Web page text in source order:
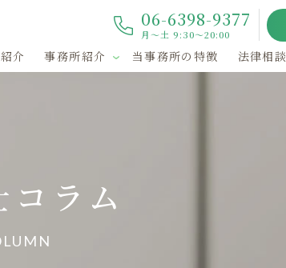
06-6398-9377
月～土 9:30～20:00
介
事務所紹介 当事務所の特徴 法律相談
コラム